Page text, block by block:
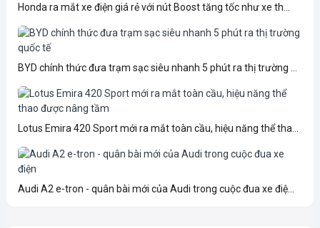
Honda ra mắt xe điện giá rẻ với nút Boost tăng tốc như xe th...
BYD chính thức đưa trạm sạc siêu nhanh 5 phút ra thị trường ...
Lotus Emira 420 Sport mới ra mắt toàn cầu, hiệu năng thể tha...
Audi A2 e-tron - quân bài mới của Audi trong cuộc đua xe điệ...